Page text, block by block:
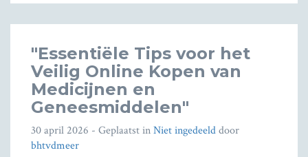
"Essentiële Tips voor het
Veilig Online Kopen van
Medicijnen en
Geneesmiddelen"
30 april 2026 - Geplaatst inNiet ingedeelddoor
bhtvdmeer